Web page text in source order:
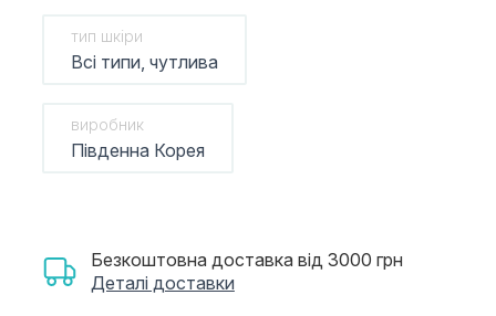
тип шкіри
Всі типи, чутлива
виробник
Південна Корея
Безкоштовна доставка від 3000 грн
Деталі доставки